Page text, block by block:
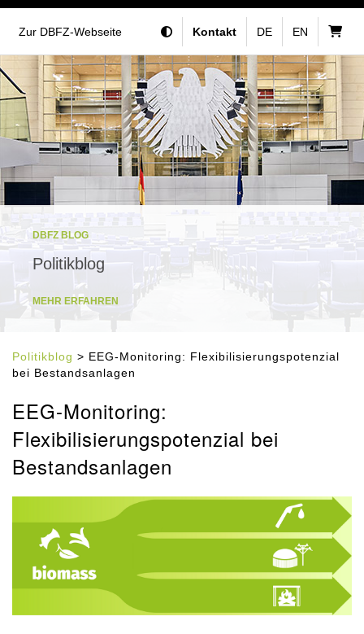
Zur DBFZ-Webseite Kontakt DE EN
DBFZ BLOG
Politikblog
MEHR ERFAHREN
Politikblog > EEG-Monitoring: Flexibilisierungspotenzial
bei Bestandsanlagen
EEG-Monitoring:
Flexibilisierungspotenzial bei
Bestandsanlagen